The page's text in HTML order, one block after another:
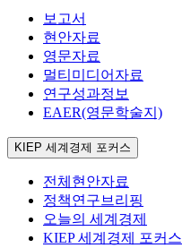
보고서
현안자료
영문자료
멀티미디어자료
연구성과정보
EAER(영문학술지)
KIEP 세계경제 포커스
전체현안자료
정책연구브리핑
오늘의 세계경제
KIEP 세계경제 포커스